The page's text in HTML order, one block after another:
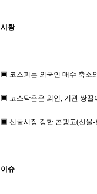
시황
▣ 코스피는 외국인 매수 축소
▣ 코스닥은은 외인, 기관 쌍끌
▣ 선물시장 강한 콘탱고(선물-
이슈